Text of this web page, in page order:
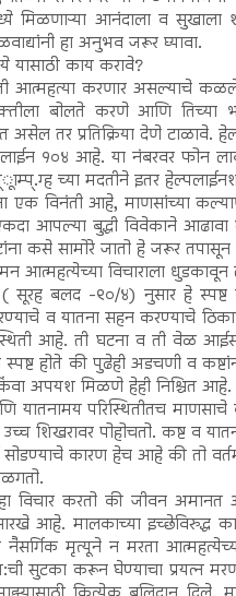
मिळणाऱ्या आनंदाला व
हा अनुभव जरूर घ्यावा.
यासाठी काय करावे?
आत्महत्या करणार असल्याचे कळले
बोलते करणे आणि
असेल तर प्रतिक्रिया देणे टाळावे.
१०४ आहे. या नंबरवर फोन
च्या मदतीने इतर
एक विनंती आहे, माणसांच्या
आपल्या बुद्धी विवेकाने
कसे सामोरे जातो हे जरूर तपासून
आत्महत्येच्या विचाराला
बलद -९०/४) नुसार हे
व यातना सहन करण्याचे
आहे. ती घटना व ती वेळ
होते की पुढेही अडचणी व
अपयश मिळणे हेही निश्चित आहे.
यातनामय परिस्थितीतच
शिखरावर पोहोचतो. कष्ट व
सोडण्याचे कारण हेच आहे की तो
विचार करतो की जीवन
आहे. मालकाच्या
मृत्यूने न मरता
सुटका करून घेण्याचा प्रयत्न